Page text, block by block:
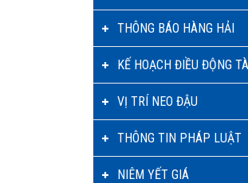
THÔNG BÁO HÀNG HẢI
KẾ HOẠCH ĐIỀU ĐỘNG
VỊ TRÍ NEO ĐẬU
THÔNG TIN PHÁP LUẬT
NIÊM YẾT GIÁ